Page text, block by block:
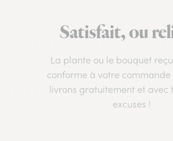
Satisfait, ou
La plante ou le bouquet reçu
conforme à votre commande
livrons gratuitement et avec
excuses !